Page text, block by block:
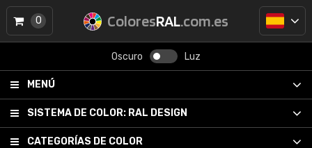
ColoresRAL.com.es
Oscuro Luz
MENÚ
SISTEMA DE COLOR: RAL DESIGN
CATEGORÍAS DE COLOR
0